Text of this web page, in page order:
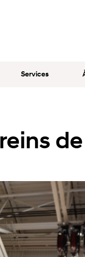
Services